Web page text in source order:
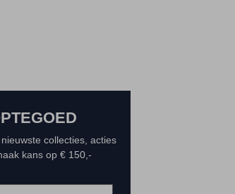
collecties, acties
kans op € 150,-